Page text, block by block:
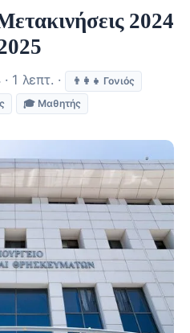
2024
1 λεπτ. ·
👨‍👩‍👧 Γονιός
🎓 Μαθητής